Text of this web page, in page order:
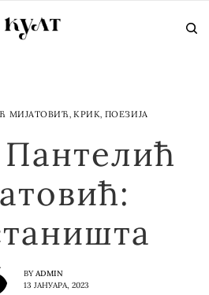
МИЈАТОВИЋ, КРИК, ПОЕЗИЈА
BY ADMIN
13 ЈАНУАРА, 2023